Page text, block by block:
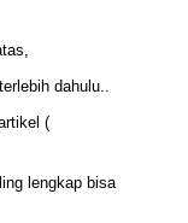
dahulu..
(
lengkap bisa